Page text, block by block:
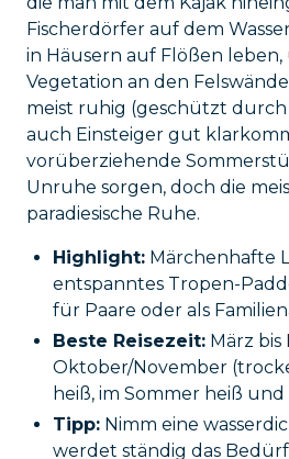
Fischerdörfer auf dem
in Häusern auf Flößen leben,
Vegetation an den
meist ruhig (geschützt durch
auch Einsteiger gut
vorüberziehende
Unruhe sorgen, doch die
paradiesische Ruhe.
Highlight: Märchenhafte
entspanntes Tropen-
für Paare oder als
Beste Reisezeit: März bis
Oktober/November
heiß, im Sommer heiß
Tipp: Nimm eine
werdet ständig das